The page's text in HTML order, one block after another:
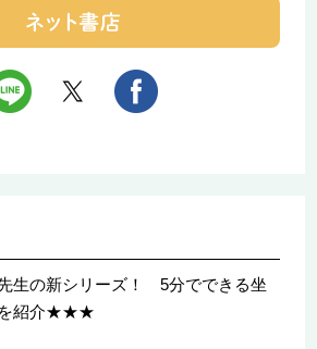
の新シリーズ！ 5分でできる坐
を紹介★★★